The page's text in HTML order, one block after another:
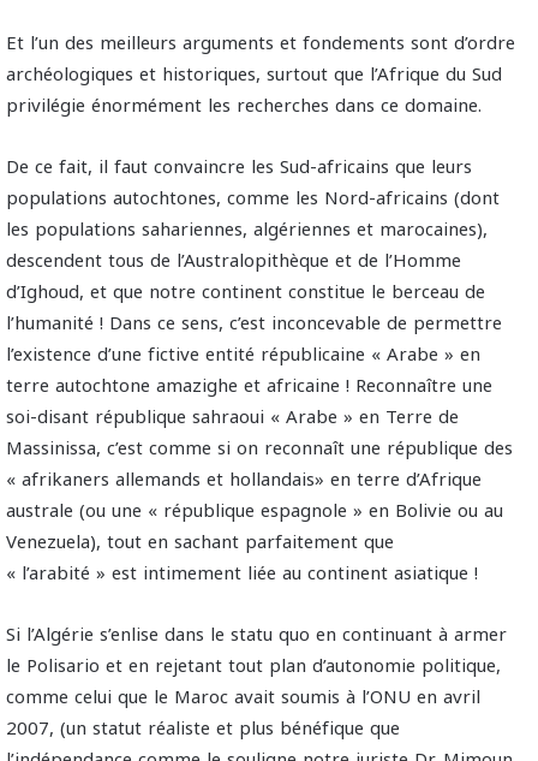
Et l’un des meilleurs arguments et fondements sont d’ordre
archéologiques et historiques, surtout que l’Afrique du Sud
privilégie énormément les recherches dans ce domaine.
De ce fait, il faut convaincre les Sud-africains que leurs
populations autochtones, comme les Nord-africains (dont
les populations sahariennes, algériennes et marocaines),
descendent tous de l’Australopithèque et de l’Homme
d’Ighoud, et que notre continent constitue le berceau de
l’humanité ! Dans ce sens, c’est inconcevable de permettre
l’existence d’une fictive entité républicaine « Arabe » en
terre autochtone amazighe et africaine ! Reconnaître une
soi-disant république sahraoui « Arabe » en Terre de
Massinissa, c’est comme si on reconnaît une république des
« afrikaners allemands et hollandais» en terre d’Afrique
australe (ou une « république espagnole » en Bolivie ou au
Venezuela), tout en sachant parfaitement que
« l’arabité » est intimement liée au continent asiatique !
Si l’Algérie s’enlise dans le statu quo en continuant à armer
le Polisario et en rejetant tout plan d’autonomie politique,
comme celui que le Maroc avait soumis à l’ONU en avril
2007, (un statut réaliste et plus bénéfique que